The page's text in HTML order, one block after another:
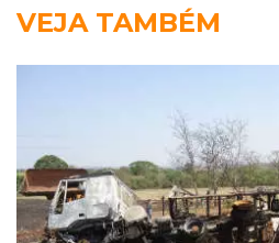
VEJA TAMBÉM